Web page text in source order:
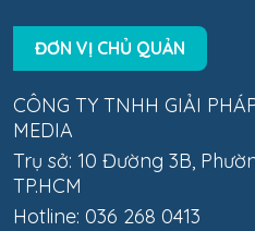
ĐƠN VỊ CHỦ QUẢN
CÔNG TY TNHH GIẢI
MEDIA
Trụ sở: 10 Đường 3B,
TP.HCM
Hotline: 036 268 0413